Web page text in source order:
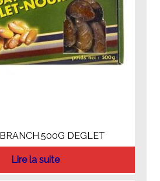
DEGLET
Lire la suite